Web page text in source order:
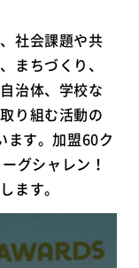
社会課題や共
まちづくり、
治体、学校な
り組む活動の
ます。加盟60ク
グシャレン！
ます。